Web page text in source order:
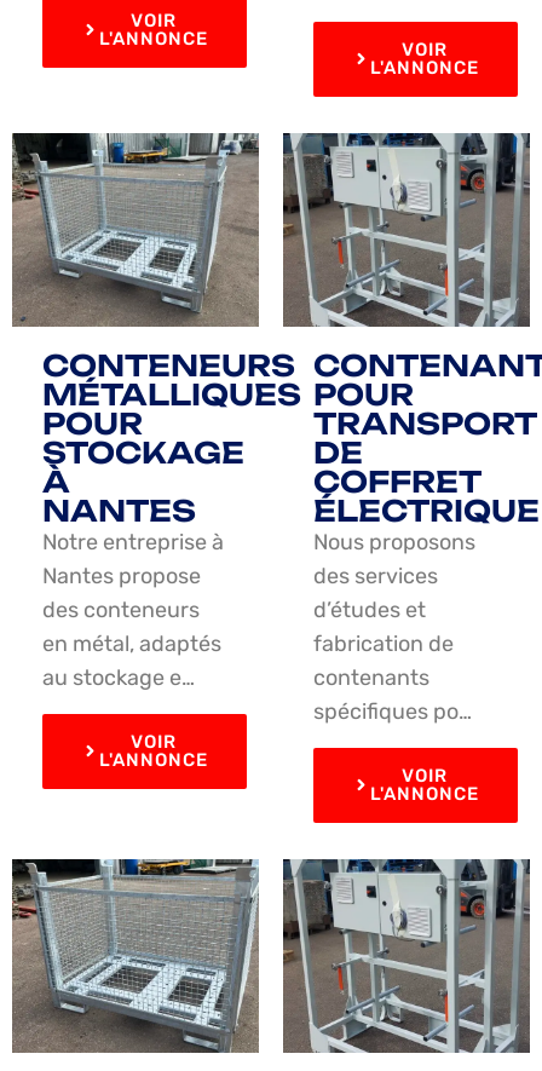
VOIR
L'ANNONCE
VOIR
L'ANNONCE
CONTENEURS
MÉTALLIQUES
POUR
STOCKAGE
À
NANTES
Notre entreprise à
Nantes propose
des conteneurs
en métal, adaptés
au stockage e…
VOIR
L'ANNONCE
POUR
TRANSPORT
DE
COFFRET
ÉLECTRIQUE
Nous proposons
des services
d’études et
fabrication de
contenants
spécifiques po…
VOIR
L'ANNONCE